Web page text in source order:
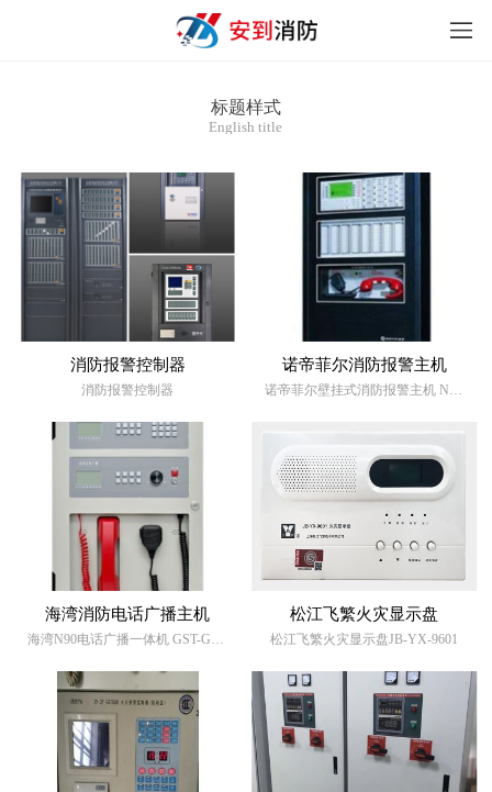
标题样式
English title
消防报警控制器
消防报警控制器
诺帝菲尔消防报警主机
诺帝菲尔壁挂式消防报警主机 NFS2-3030火灾报警控制系统(联动型)
海湾消防电话广播主机
海湾N90电话广播一体机 GST-GD-N90消防电话广播主机
松江飞繁火灾显示盘
松江飞繁火灾显示盘JB-YX-9601